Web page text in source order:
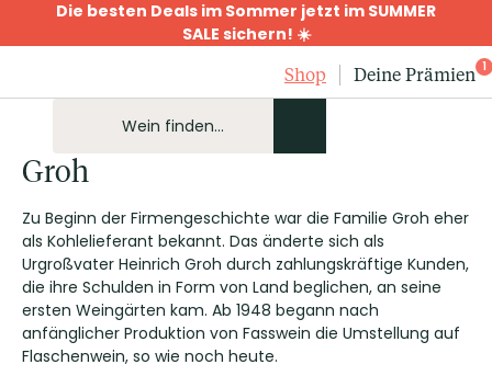
Die besten Deals im Sommer jetzt im SUMMER
SALE sichern! ☀️
Shop
Deine Prämien 1
Groh
Zu Beginn der Firmengeschichte war die Familie Groh eher
als Kohlelieferant bekannt. Das änderte sich als
Urgroßvater Heinrich Groh durch zahlungskräftige Kunden,
die ihre Schulden in Form von Land beglichen, an seine
ersten Weingärten kam. Ab 1948 begann nach
anfänglicher Produktion von Fasswein die Umstellung auf
Flaschenwein, so wie noch heute.